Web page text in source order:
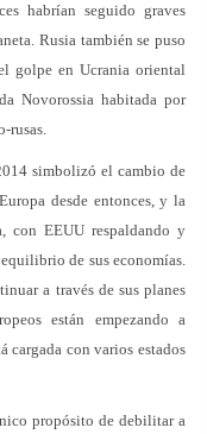
habrían seguido graves
Rusia también se puso
golpe en Ucrania oriental
Novorossia habitada por
rusas.
simbolizó el cambio de
desde entonces, y la
con EEUU respaldando y
de sus economías.
a través de sus planes
están empezando a
cargada con varios estados
propósito de debilitar a